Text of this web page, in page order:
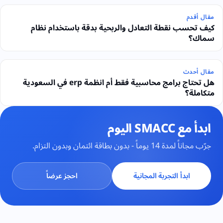
مقال أقدم
كيف تحسب نقطة التعادل والربحية بدقة باستخدام نظام
سماك؟
مقال أحدث
هل تحتاج برامج محاسبية فقط أم انظمة erp في السعودية
متكاملة؟
ابدأ مع SMACC اليوم
جرّب مجاناً لمدة 14 يوماً - بدون بطاقة ائتمان وبدون التزام.
ابدأ التجربة المجانية احجز عرضاً